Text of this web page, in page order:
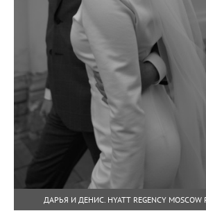
ДАРЬЯ И ДЕНИС. HYATT REGENCY MOSCOW